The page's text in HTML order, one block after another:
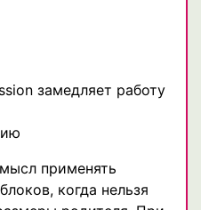
замедляет работу
применять
когда нельзя